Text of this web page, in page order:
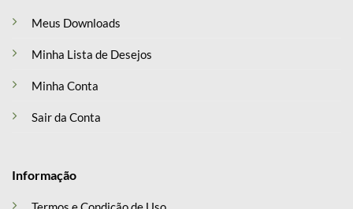
Meus Downloads
Minha Lista de Desejos
Minha Conta
Sair da Conta
Informação